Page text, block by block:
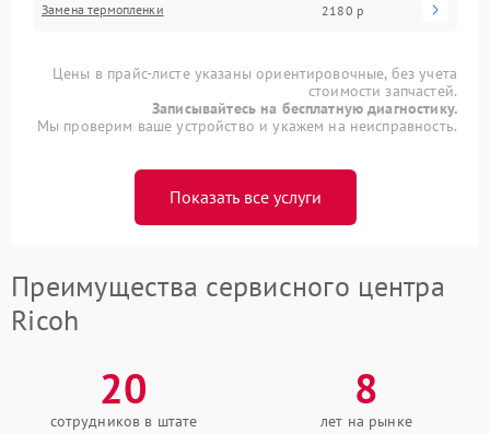
Замена термопленки 2180 р
Цены в прайс-листе указаны ориентировочные, без учета
стоимости запчастей.
Записывайтесь на бесплатную диагностику.
Мы проверим ваше устройство и укажем на неисправность.
Показать все услуги
Преимущества сервисного центра
Ricoh
20
сотрудников в штате
8
лет на рынке